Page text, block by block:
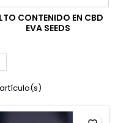
CONTENIDO EN CBD
EVA SEEDS